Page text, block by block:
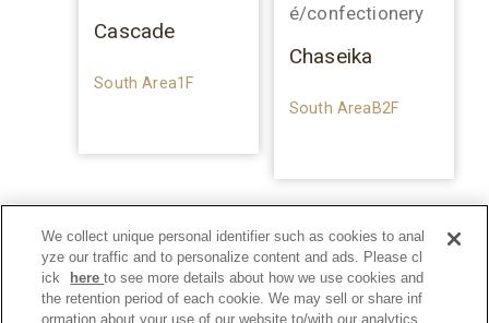
Cascade
South Area1F
é/confectionery
Chaseika
South AreaB2F
We collect unique personal identifier such as cookies to anal
yze our traffic and to personalize content and ads. Please cl
ick
hereto see more details about how we use cookies and
the retention period of each cookie. We may sell or share inf
ormation about your use of our website to/with our analytics